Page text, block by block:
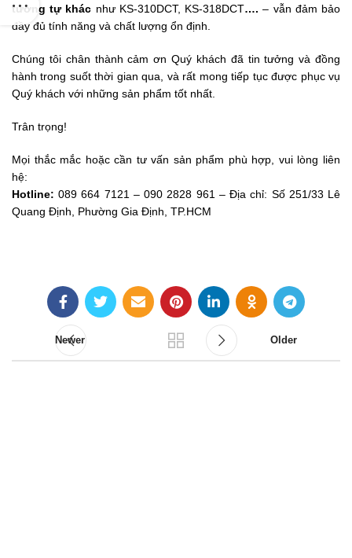
tương tự khác như KS-310DCT, KS-318DCT…. – vẫn đảm bảo
đầy đủ tính năng và chất lượng ổn định.
Chúng tôi chân thành cảm ơn Quý khách đã tin tưởng và đồng
hành trong suốt thời gian qua, và rất mong tiếp tục được phục vụ
Quý khách với những sản phẩm tốt nhất.
Trân trọng!
Mọi thắc mắc hoặc cần tư vấn sản phẩm phù hợp, vui lòng liên
hệ:
Hotline: 089 664 7121 – 090 2828 961 – Địa chỉ: Số 251/33 Lê
Quang Định, Phường Gia Định, TP.HCM
Newer Older
tại